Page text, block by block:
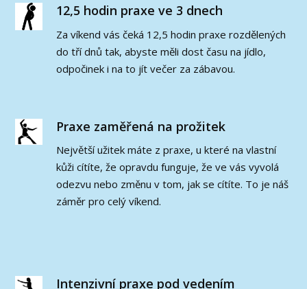
12,5 hodin praxe ve 3 dnech
Za víkend vás čeká 12,5 hodin praxe rozdělených
do tří dnů tak, abyste měli dost času na jídlo,
odpočinek i na to jít večer za zábavou.
Praxe zaměřená na prožitek
Největší užitek máte z praxe, u které na vlastní
kůži cítíte, že opravdu funguje, že ve vás vyvolá
odezvu nebo změnu v tom, jak se cítíte. To je náš
záměr pro celý víkend.
Intenzivní praxe pod vedením